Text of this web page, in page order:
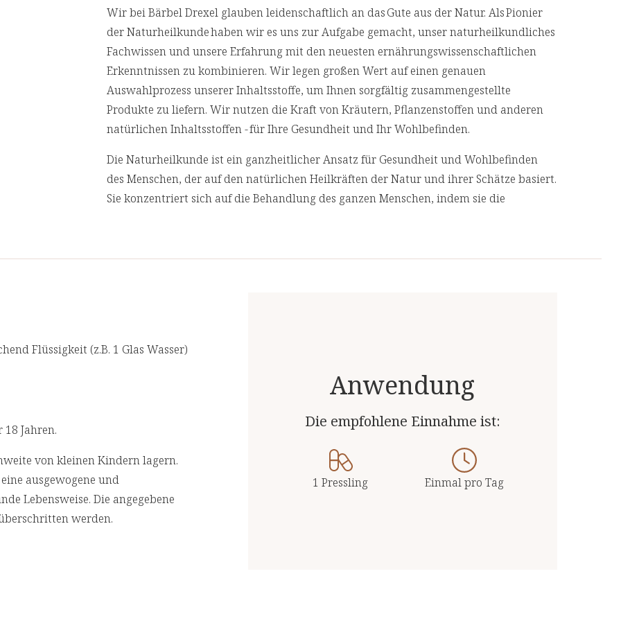
pro 1 Pressling:
Selen 24,5 µg (44 %**)
** Prozent des Nährwertstoffbezugswertes nach LMIV
(Lebensmittelinformationsverordnung)
Wir bei Bärbel Drexel glauben leidenschaftlich an das Gute aus der Natur. Als Pionier
der Naturheilkunde haben wir es uns zur Aufgabe gemacht, unser naturheilkundliches
Fachwissen und unsere Erfahrung mit den neuesten ernährungswissenschaftlichen
Erkenntnissen zu kombinieren. Wir legen großen Wert auf einen genauen
Auswahlprozess unserer Inhaltsstoffe, um Ihnen sorgfältig zusammengestellte
Produkte zu liefern. Wir nutzen die Kraft von Kräutern, Pflanzenstoffen und anderen
natürlichen Inhaltsstoffen - für Ihre Gesundheit und Ihr Wohlbefinden.
Die Naturheilkunde ist ein ganzheitlicher Ansatz für Gesundheit und Wohlbefinden
des Menschen, der auf den natürlichen Heilkräften der Natur und ihrer Schätze basiert.
Sie konzentriert sich auf die Behandlung des ganzen Menschen, indem sie die
Anwendung
Die empfohlene Einnahme ist:
1 Pressling Einmal pro Tag
Flüssigkeit (z.B. 1 Glas Wasser)
Jahren.
von kleinen Kindern lagern.
ausgewogene und
Lebensweise. Die angegebene
werden.